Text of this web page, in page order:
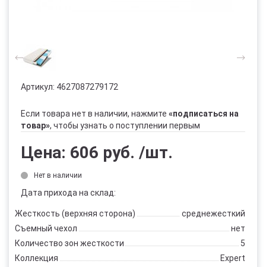
Артикул: 4627087279172
Если товара нет в наличии, нажмите «подписаться на
товар», чтобы узнать о поступлении первым
Цена: 606 руб. /шт.
Нет в наличии
Дата прихода на склад:
Жесткость (верхняя сторона)
среднежесткий
Съемный чехол
нет
Количество зон жесткости
5
Коллекция
Expert